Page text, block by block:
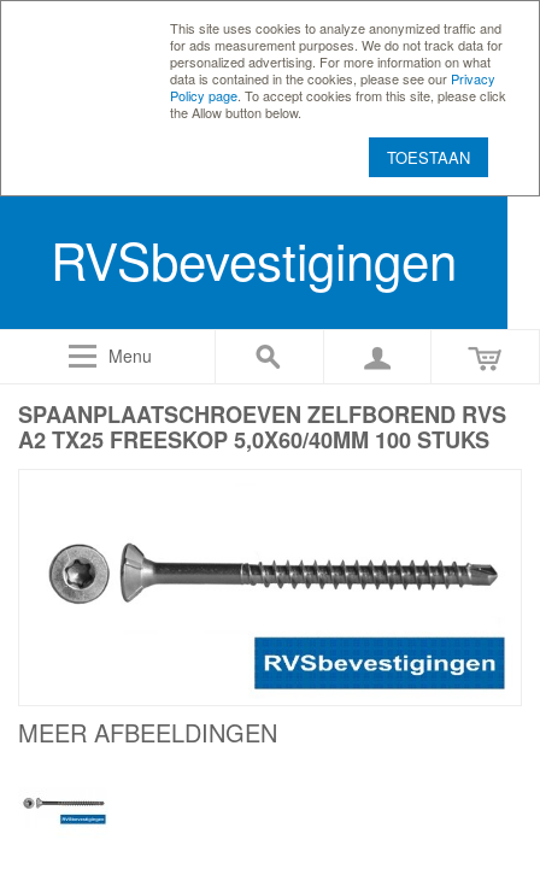
This site uses cookies to analyze anonymized traffic and
for ads measurement purposes. We do not track data for
personalized advertising. For more information on what
data is contained in the cookies, please see our Privacy
Policy page . To accept cookies from this site, please click
the Allow button below.
TOESTAAN
RVSbevestigingen
Menu
SPAANPLAATSCHROEVEN ZELFBOREND RVS
A2 TX25 FREESKOP 5,0X60/40MM 100 STUKS
MEER AFBEELDINGEN